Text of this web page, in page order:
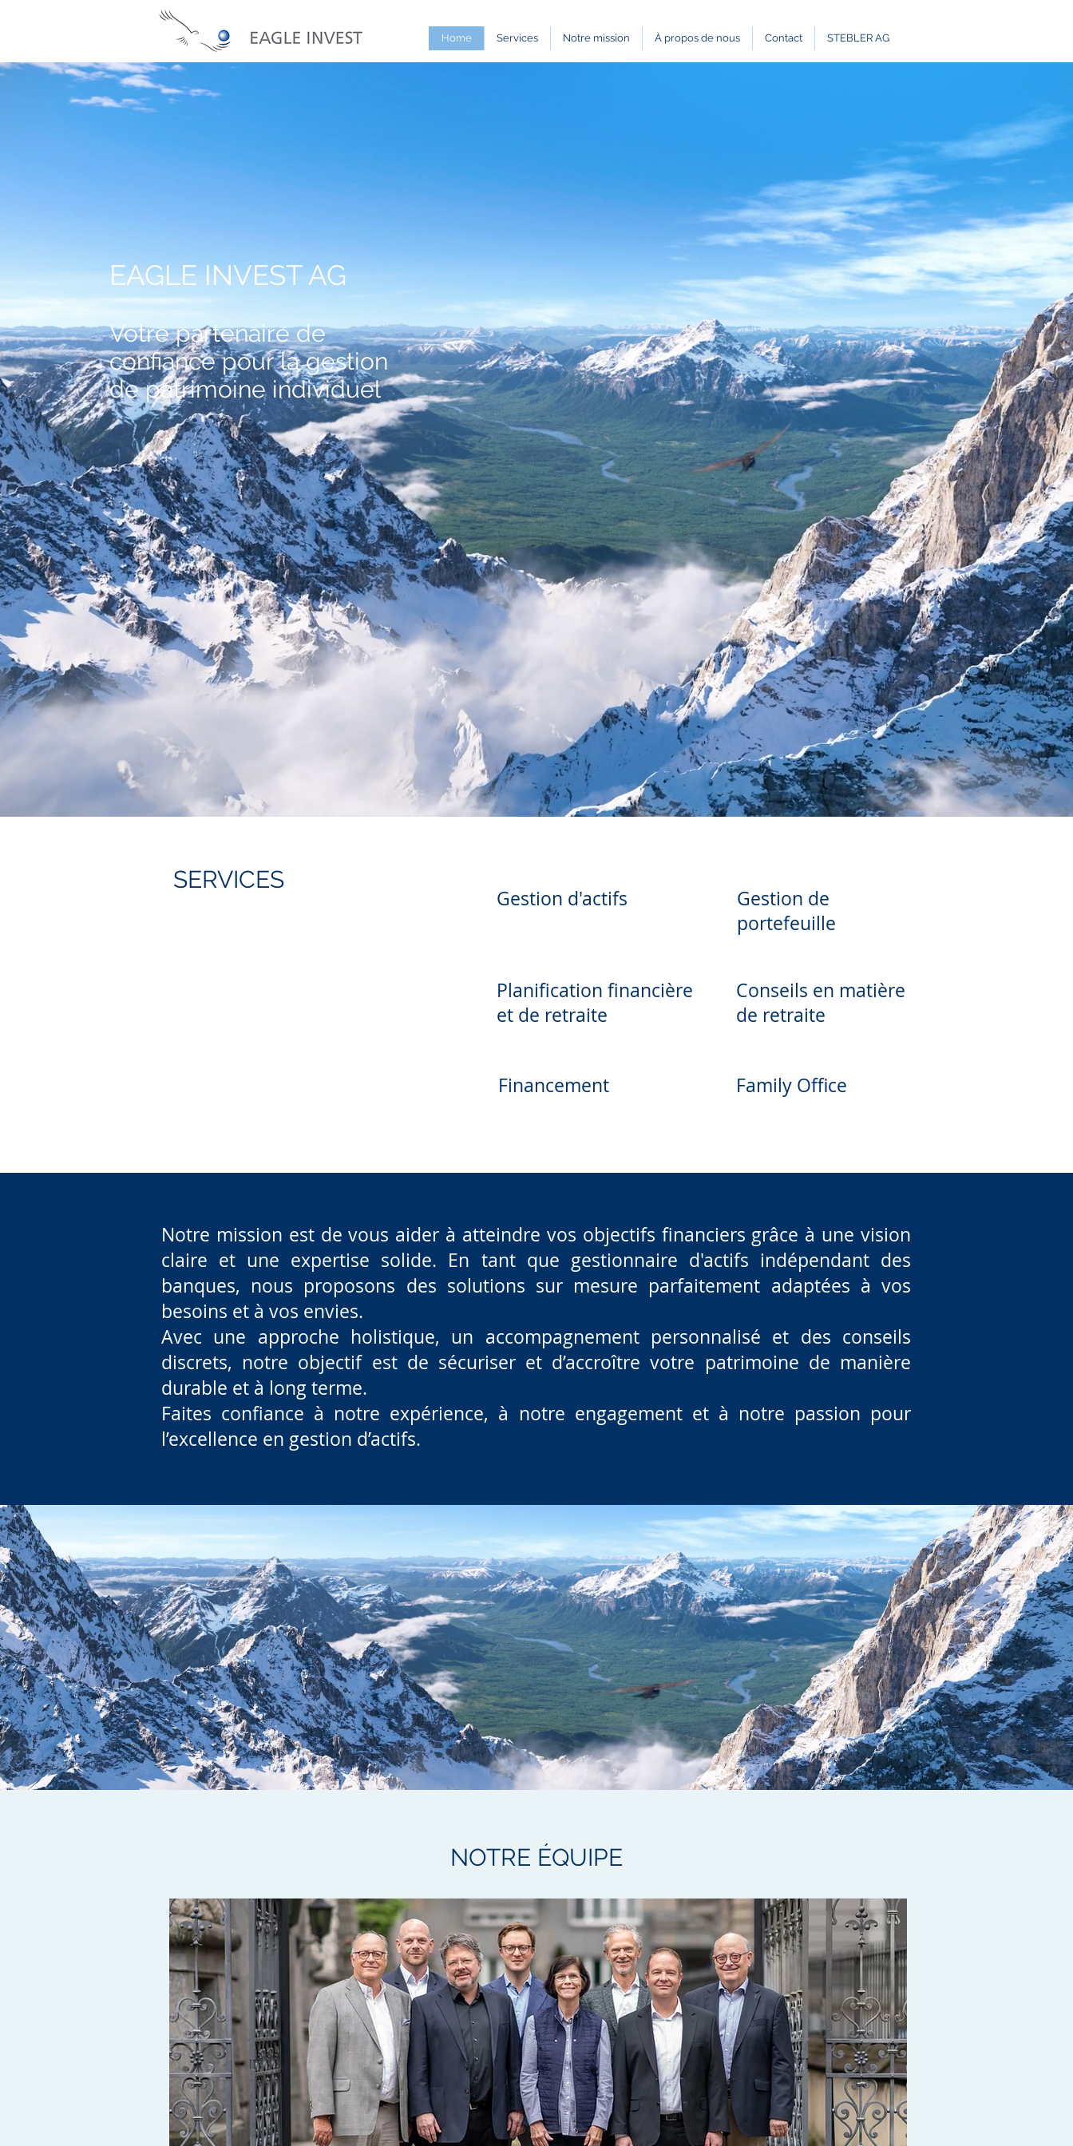
Home Services Notre mission À propos de nous Contact STEBLER AG
EAGLE INVEST AG
Votre partenaire de
confiance pour la gestion
de patrimoine individuel
SERVICES
Gestion d'actifs
Gestion de
portefeuille
Planification financière
et de retraite
Conseils en matière
de retraite
Financement Family Office
Notre mission est de vous aider à atteindre vos objectifs financiers grâce à une vision
claire et une expertise solide. En tant que gestionnaire d'actifs indépendant des
banques, nous proposons des solutions sur mesure parfaitement adaptées à vos
besoins et à vos envies.
Avec une approche holistique, un accompagnement personnalisé et des conseils
discrets, notre objectif est de sécuriser et d’accroître votre patrimoine de manière
durable et à long terme.
Faites confiance à notre expérience, à notre engagement et à notre passion pour
l’excellence en gestion d’actifs.
NOTRE ÉQUIPE